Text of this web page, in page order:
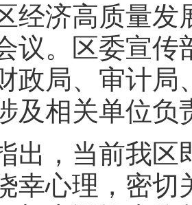
经济高质量发
议。区委宣
政局、审计局
及相关单位负
，当前我区
幸心理，密